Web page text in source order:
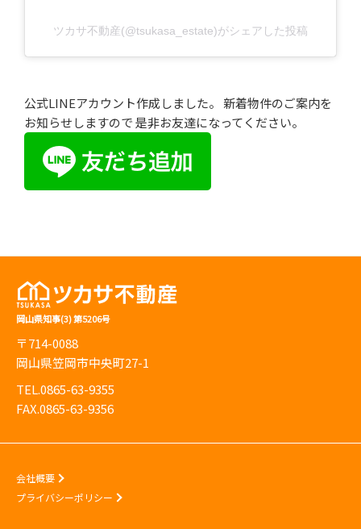
ツカサ不動産(@tsukasa_estate)がシェアした投稿
公式LINEアカウント作成しました。 新着物件のご案内を
お知らせしますので 是非お友達になってください。
岡山県知事(3) 第5206号
〒714-0088
岡山県笠岡市中央町27-1
TEL.0865-63-9355
FAX.0865-63-9356
会社概要
プライバシーポリシー